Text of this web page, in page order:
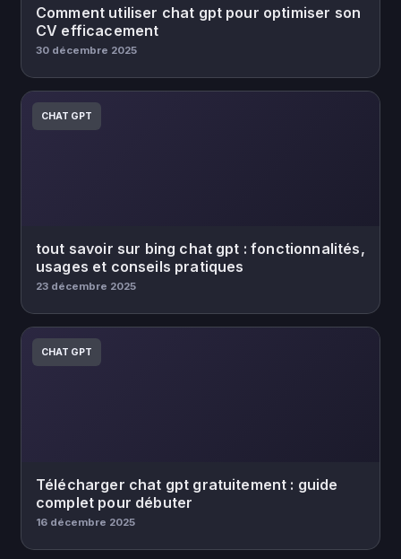
Comment utiliser chat gpt pour optimiser son
CV efficacement
30 décembre 2025
CHAT GPT
tout savoir sur bing chat gpt : fonctionnalités,
usages et conseils pratiques
23 décembre 2025
CHAT GPT
Télécharger chat gpt gratuitement : guide
complet pour débuter
16 décembre 2025